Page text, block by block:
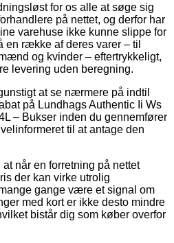
for os alle at søge sig
på nettet, og derfor har
varehuse ikke kunne slippe for
en række af deres varer – til
og kvinder – eftertrykkeligt,
levering uden beregning.
at se nærmere på indtil
på Lundhags Authentic Ii Ws
– Bukser inden du gennemfører
til at antage den
når en forretning på nettet
der kan virke utrolig
gange være et signal om
med kort er ikke desto mindre
bistår dig som køber overfor